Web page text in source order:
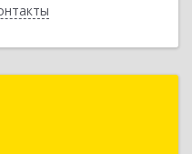
Алапаевск г, Ленина